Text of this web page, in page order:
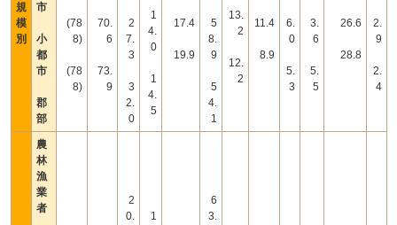
規
模
別
市
小
都
市
郡
部
(78
8)
(78
8)
70.
6
73.
9
2
7.
3
3
2.
0
1
4.
0
1
4.
5
17.4
19.9
5
8.
9
5
4.
1
13.
2
12.
2
11.4
8.9
6.
0
5.
3
3.
6
5.
5
26.6
28.8
2.
9
2.
4
農
林
漁
業
者
2
0.
1
6
3.